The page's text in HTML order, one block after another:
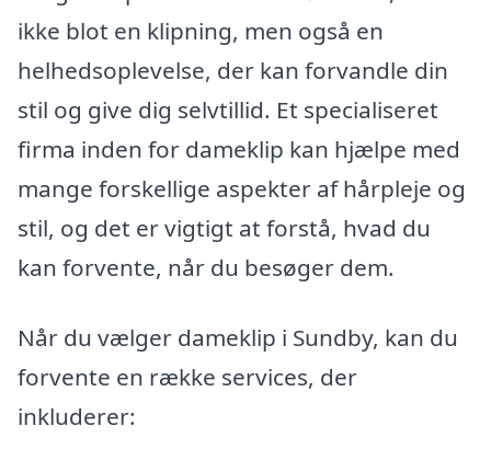
ikke blot en klipning, men også en
helhedsoplevelse, der kan forvandle din
stil og give dig selvtillid. Et specialiseret
firma inden for dameklip kan hjælpe med
mange forskellige aspekter af hårpleje og
stil, og det er vigtigt at forstå, hvad du
kan forvente, når du besøger dem.
Når du vælger dameklip i Sundby, kan du
forvente en række services, der
inkluderer: